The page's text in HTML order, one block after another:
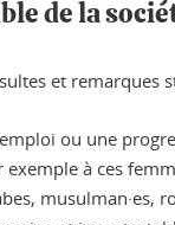
de la
et
ou une
à ces